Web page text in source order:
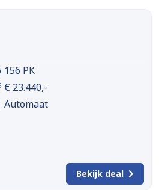
156 PK
€ 23.440,-
Automaat
Bekijk deal